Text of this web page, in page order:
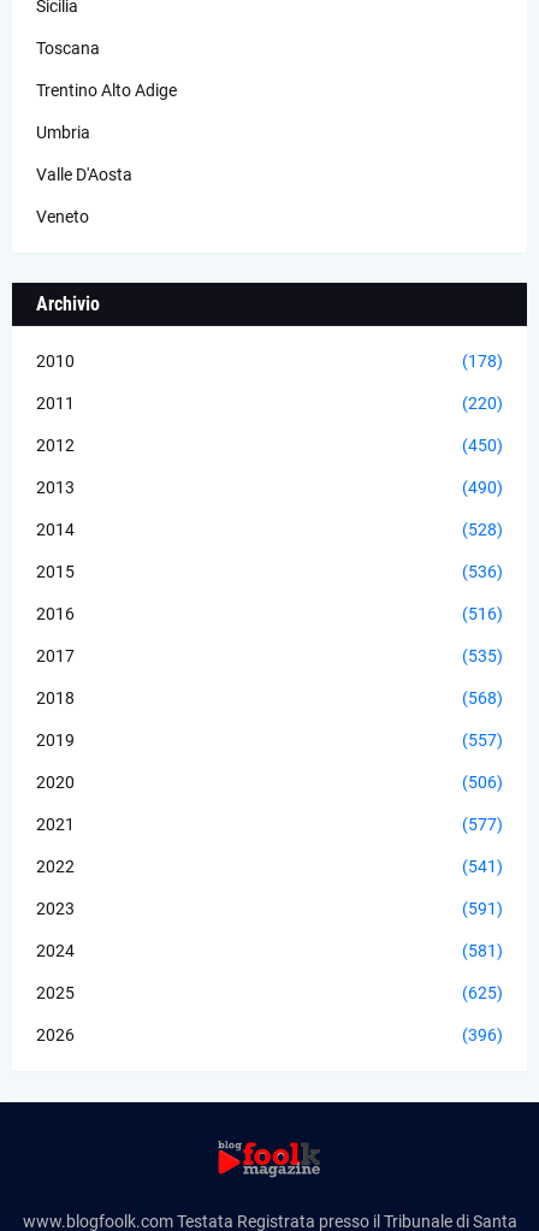
Sicilia
Toscana
Trentino Alto Adige
Umbria
Valle D'Aosta
Veneto
Archivio
2010 (178)
2011 (220)
2012 (450)
2013 (490)
2014 (528)
2015 (536)
2016 (516)
2017 (535)
2018 (568)
2019 (557)
2020 (506)
2021 (577)
2022 (541)
2023 (591)
2024 (581)
2025 (625)
2026 (396)
www.blogfoolk.com Testata Registrata presso il Tribunale di Santa